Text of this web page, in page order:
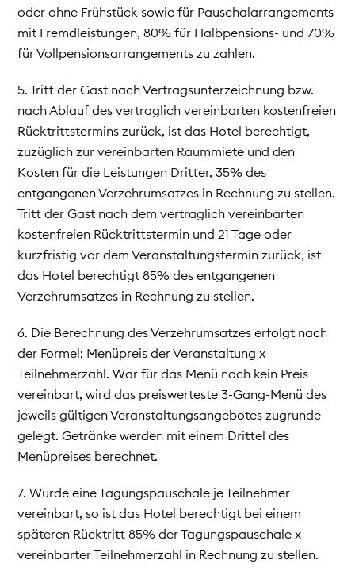
oder ohne Frühstück sowie für Pauschalarrangements
mit Fremdleistungen, 80% für Halbpensions- und 70%
für Vollpensionsarrangements zu zahlen.
5. Tritt der Gast nach Vertragsunterzeichnung bzw.
nach Ablauf des vertraglich vereinbarten kostenfreien
Rücktrittstermins zurück, ist das Hotel berechtigt,
zuzüglich zur vereinbarten Raummiete und den
Kosten für die Leistungen Dritter, 35% des
entgangenen Verzehrumsatzes in Rechnung zu stellen.
Tritt der Gast nach dem vertraglich vereinbarten
kostenfreien Rücktrittstermin und 21 Tage oder
kurzfristig vor dem Veranstaltungstermin zurück, ist
das Hotel berechtigt 85% des entgangenen
Verzehrumsatzes in Rechnung zu stellen.
6. Die Berechnung des Verzehrumsatzes erfolgt nach
der Formel: Menüpreis der Veranstaltung x
Teilnehmerzahl. War für das Menü noch kein Preis
vereinbart, wird das preiswerteste 3-Gang-Menü des
jeweils gültigen Veranstaltungsangebotes zugrunde
gelegt. Getränke werden mit einem Drittel des
Menüpreises berechnet.
7. Wurde eine Tagungspauschale je Teilnehmer
vereinbart, so ist das Hotel berechtigt bei einem
späteren Rücktritt 85% der Tagungspauschale x
vereinbarter Teilnehmerzahl in Rechnung zu stellen.